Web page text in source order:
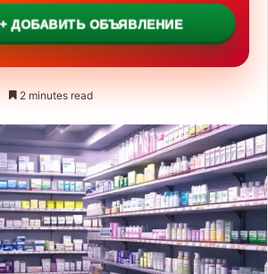
+ ДОБАВИТЬ ОБЪЯВЛЕНИЕ
2 minutes read